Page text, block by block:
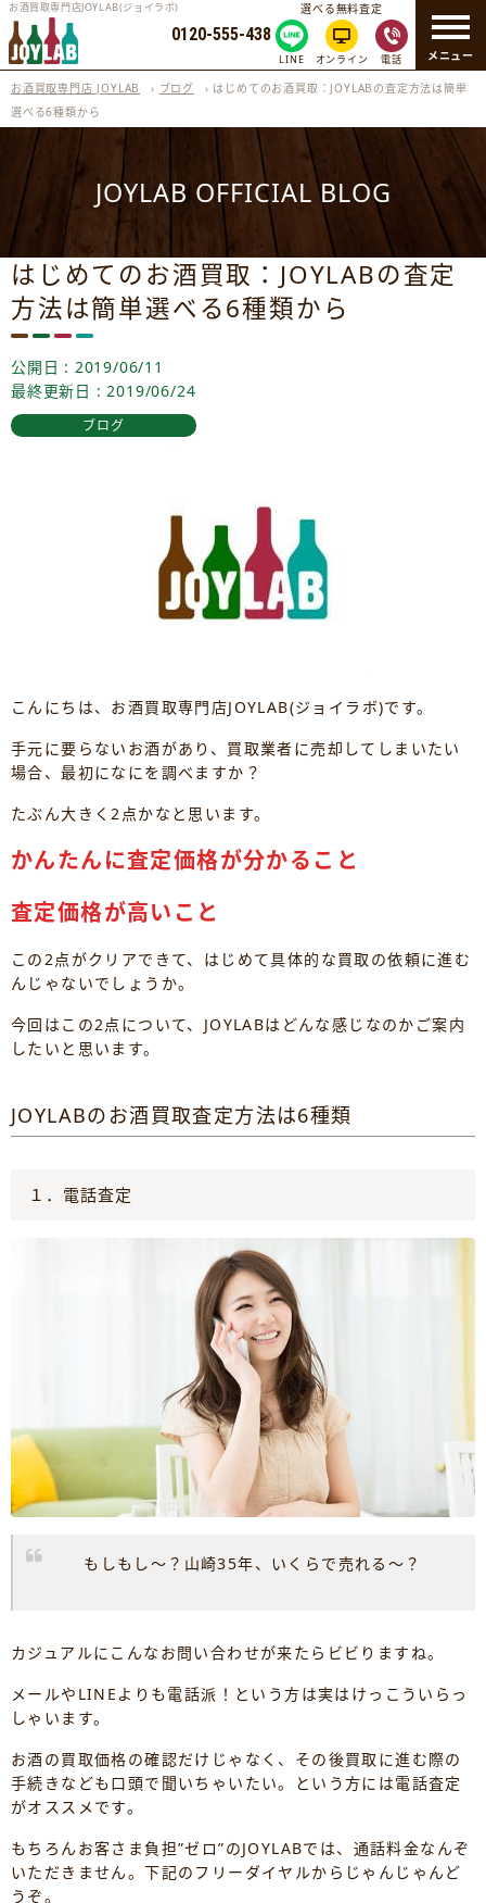
メニュー
お酒買取専門店JOYLAB(ジョイラボ)
0120-555-438
選べる無料査定
LINE オンライン 電話
お酒買取専門店 JOYLAB › ブログ › はじめてのお酒買取：JOYLABの査定方法は簡単
選べる6種類から
JOYLAB OFFICIAL BLOG
はじめてのお酒買取：JOYLABの査定
方法は簡単選べる6種類から
公開日 : 2019/06/11
最終更新日 : 2019/06/24
ブログ
こんにちは、お酒買取専門店JOYLAB(ジョイラボ)です。
手元に要らないお酒があり、買取業者に売却してしまいたい
場合、最初になにを調べますか？
たぶん大きく2点かなと思います。
かんたんに査定価格が分かること
査定価格が高いこと
この2点がクリアできて、はじめて具体的な買取の依頼に進む
んじゃないでしょうか。
今回はこの2点について、JOYLABはどんな感じなのかご案内
したいと思います。
JOYLABのお酒買取査定方法は6種類
１．電話査定
もしもし～？山崎35年、いくらで売れる～？
カジュアルにこんなお問い合わせが来たらビビりますね。
メールやLINEよりも電話派！という方は実はけっこういらっ
しゃいます。
お酒の買取価格の確認だけじゃなく、その後買取に進む際の
手続きなども口頭で聞いちゃいたい。という方には電話査定
がオススメです。
もちろんお客さま負担”ゼロ”のJOYLABでは、通話料金なんぞ
いただきません。下記のフリーダイヤルからじゃんじゃんど
うぞ。